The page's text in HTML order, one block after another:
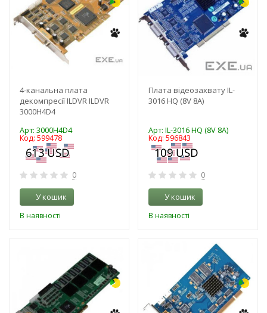
4-канальна плата
декомпресії ILDVR ILDVR
3000H4D4
Арт: 3000H4D4
Код: 599478
0
У кошик
В наявності
Плата відеозахвату IL-
3016 HQ (8V 8A)
Арт: IL-3016 HQ (8V 8A)
Код: 596843
0
У кошик
В наявності